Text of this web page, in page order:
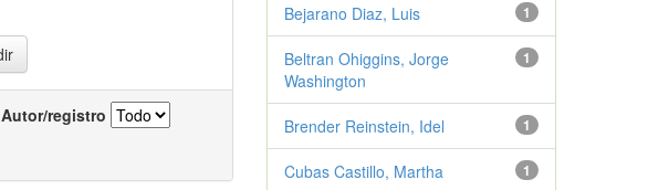
Autor/registro
1
Bejarano Diaz, Luis
1
Beltran Ohiggins, Jorge
Washington
1
Brender Reinstein, Idel
1
Cubas Castillo, Martha